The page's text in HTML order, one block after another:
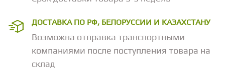
ДОСТАВКА ПО РФ, БЕЛОРУССИИ И КАЗАХСТАНУ
Возможна отправка транспортными
компаниями после поступления товара на
склад